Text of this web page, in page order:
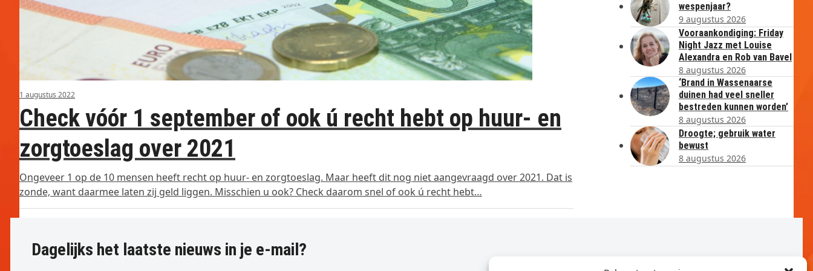
1 augustus 2022
Check vóór 1 september of ook ú recht hebt op huur- en
zorgtoeslag over 2021
Ongeveer 1 op de 10 mensen heeft recht op huur- en zorgtoeslag. Maar heeft dit nog niet aangevraagd over 2021. Dat is
zonde, want daarmee laten zij geld liggen. Misschien u ook? Check daarom snel of ook ú recht hebt…
wespenjaar?
9 augustus 2026
Vooraankondiging: Friday
Night Jazz met Louise
Alexandra en Rob van Bavel
8 augustus 2026
‘Brand in Wassenaarse
duinen had veel sneller
bestreden kunnen worden’
8 augustus 2026
Droogte; gebruik water
bewust
8 augustus 2026
Dagelijks het laatste nieuws in je e-mail?